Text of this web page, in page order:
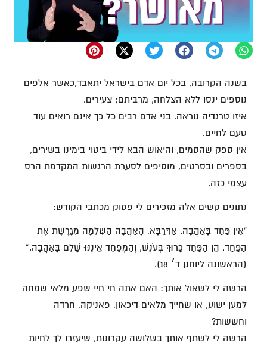
בשנה הקרובה, בכל יום אדם בישראל יתאבד,כאשר אלפים
נוספים ינסו ללא הצלחה, מרביתם; צעירים.
איזו טרגדיה נוראה. בני אדם רבים כל כך אינם רואים עוד
טעם לחיים.
אין ספק שהסמים, והיאוש הבא לידי ביטוי בימינו בשירים,
בספרים ובסרטים, מוסיפים לסערת הרגשות המקדמת הרס
עצמי כזה.
נתונים קשים אלה מזכירים לי פסוק מכתבי הקודש:
“אֵין פַּחַד בָּאַהֲבָה. אַדְּרַבָּא, הָאַהֲבָה הַשְּׁלֵמָה מְגָרֶשֶׁת אֶת
הַפַּחַד. הֵן הַפַּחַד כָּרוּךְ בְּעֹנֶשׁ, וְהַמְפַחֵד אֵינֶנּוּ שָׁלֵם בָּאַהֲבָה.”
(הראשונה ליוחנן ד׳ 18).
הרשה לי לשאול אותך: האם אתה חי חיי שפע מלאי שמחה
למען ישוע, או שחייך מלאים דיכאון, פאניקה, חרדה
וחששות?
הרשה לי לשתף אותך בשלושה עקרונות, שיעזרו לך לחיות